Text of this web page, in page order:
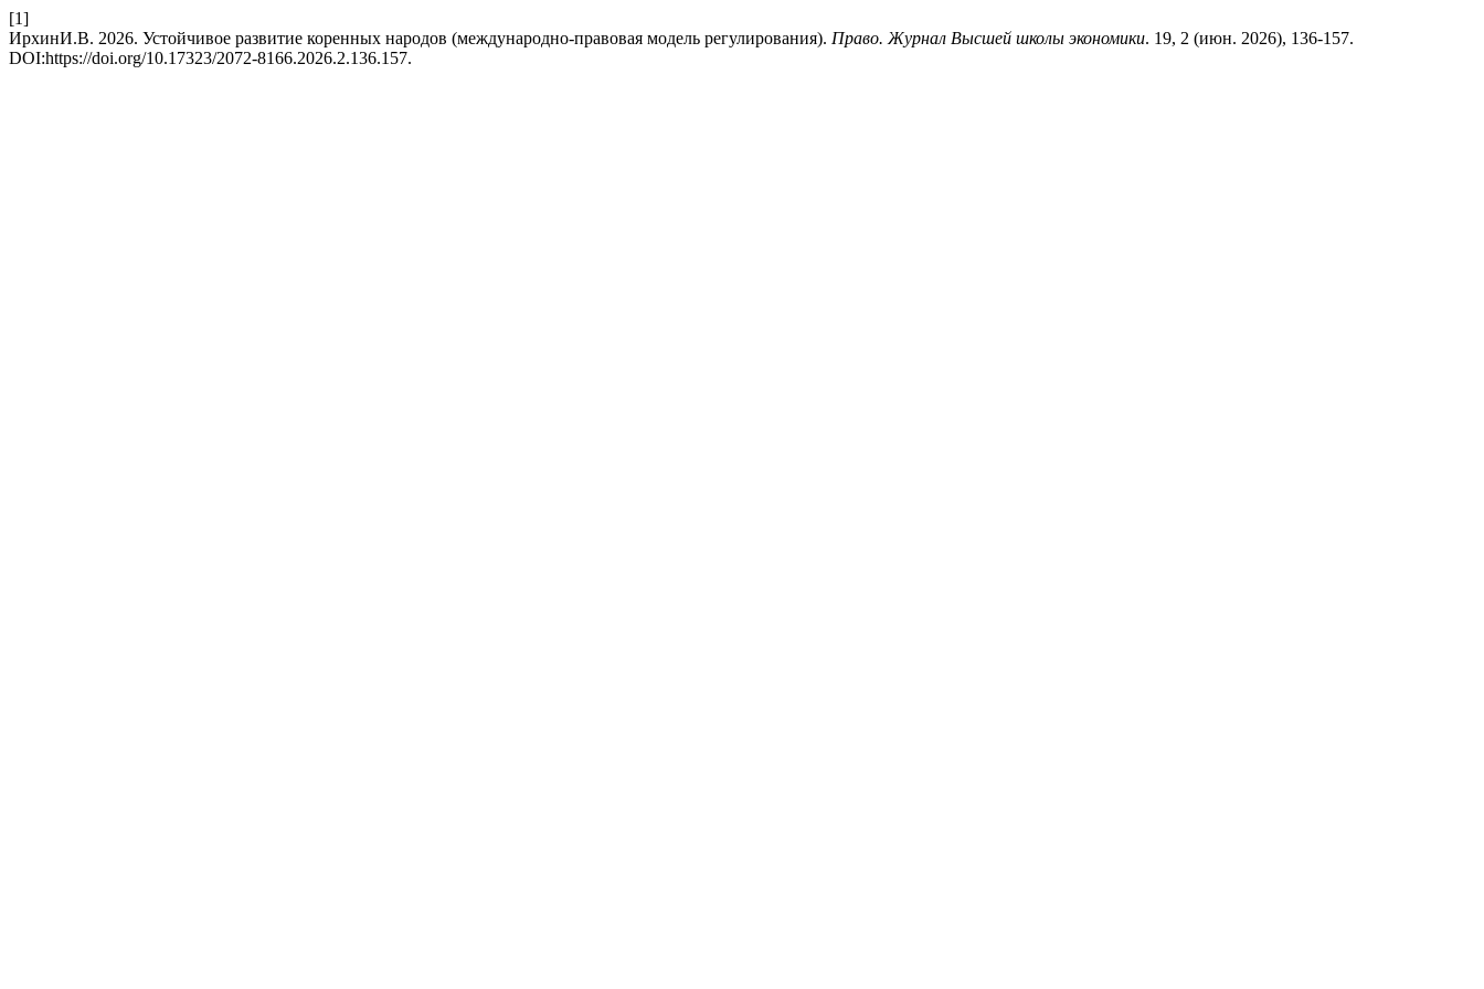
[1]
ИрхинИ.В. 2026. Устойчивое развитие коренных народов (международно-правовая модель регулирования). Право. Журнал Высшей школы экономики. 19, 2 (июн. 2026), 136-157.
DOI:https://doi.org/10.17323/2072-8166.2026.2.136.157.